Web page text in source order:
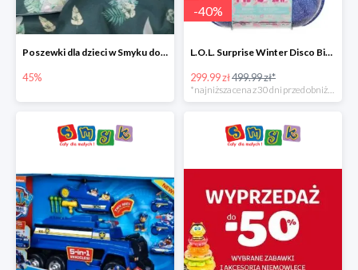
Poszewki dla dzieci w Smyku do -45%
45%
-40%
L.O.L. Surprise Winter Disco Bigger Surprise Zestaw laleczek w walizce -40%
299.99 zł499.99 zł*